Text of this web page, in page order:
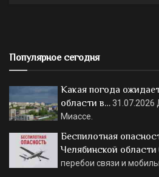
Популярное сегодня
Какая погода
области в…31.07.2026
Миассе.
Беспилотная
Челябинской области
перебои связи и